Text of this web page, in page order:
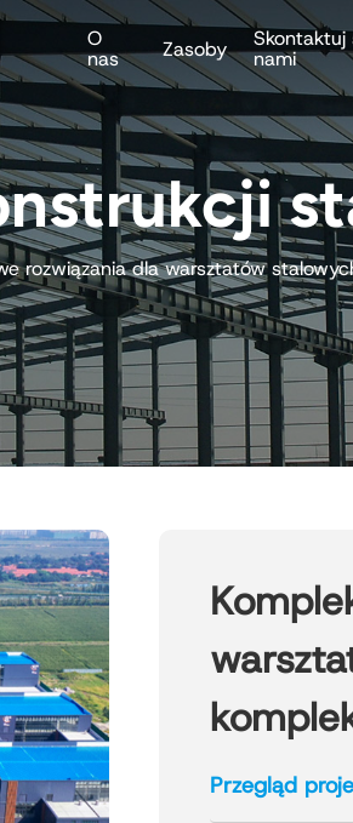
O
nas
Zasoby
Skontaktuj
nami
rozwiązania dla warsztatów
Przegląd